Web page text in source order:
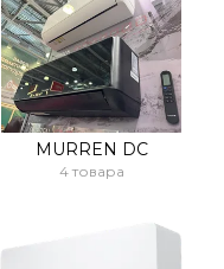
MURREN DC
4 товара